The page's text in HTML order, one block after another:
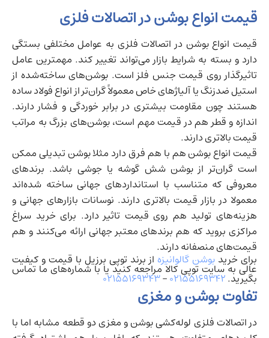
قیمت انواع بوشن در اتصالات فلزی
قیمت انواع بوشن در اتصالات فلزی به عوامل مختلفی بستگی
دارد و بسته به شرایط بازار می‌تواند تغییر کند. مهمترین عامل
تاثیرگذار روی قیمت جنس فلز است. بوشن‌های ساخته‌شده از
استیل ضدزنگ یا آلیاژهای خاص معمولاً گران‌تر از انواع فولاد ساده
هستند چون مقاومت بیشتری در برابر خوردگی و فشار دارند.
اندازه و قطر هم در قیمت مهم است، بوشن‌های بزرگ به مراتب
قیمت بالاتری دارند.
قیمت انواع بوشن هم با هم فرق دارد مثلا بوشن تبدیلی ممکن
است گران‌تر از بوشن شش گوشه یا جوشی باشد. برندهای
معروفی که متناسب با استانداردهای جهانی ساخته شده‌اند
معمولا در بازار قیمت بالاتری دارند. نوسانات بازارهای جهانی و
هزینه‌های تولید هم روی قیمت تاثیر دارد. برای خرید سراغ
مراکزی بروید که هم برندهای معتبر جهانی ارائه می‌کنند و هم
قیمت‌های منصفانه دارند.
برای خرید بوشن گالوانیزه از برند توپی برزیل با قیمت و کیفیت
عالی به سایت توپی کالا مراجعه کنید یا با شماره‌های ما تماس
بگیرید.۰۲۱۵۵۱۶۹۳۴۲–۰۲۱۵۵۱۶۹۳۴۳
تفاوت بوشن و مغزی
در اتصالات فلزی لوله‌کشی بوشن و مغزی دو قطعه مشابه اما با